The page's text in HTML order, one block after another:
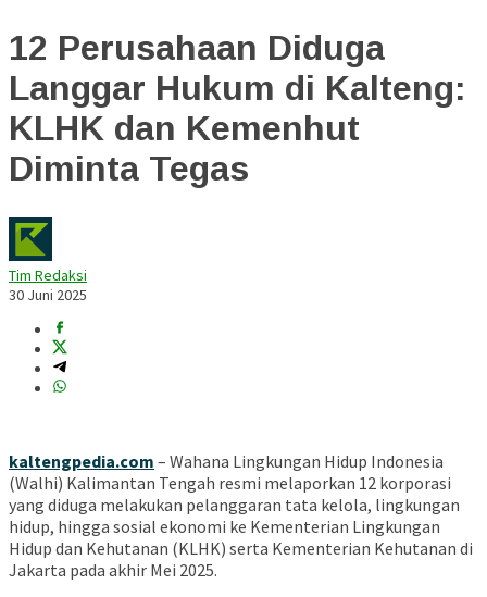
12 Perusahaan Diduga
Langgar Hukum di Kalteng:
KLHK dan Kemenhut
Diminta Tegas
Tim Redaksi
30 Juni 2025
kaltengpedia.com – Wahana Lingkungan Hidup Indonesia
(Walhi) Kalimantan Tengah resmi melaporkan 12 korporasi
yang diduga melakukan pelanggaran tata kelola, lingkungan
hidup, hingga sosial ekonomi ke Kementerian Lingkungan
Hidup dan Kehutanan (KLHK) serta Kementerian Kehutanan di
Jakarta pada akhir Mei 2025.